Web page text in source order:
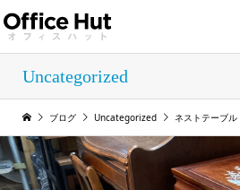
Uncategorized
ブログ Uncategorized ネストテーブ